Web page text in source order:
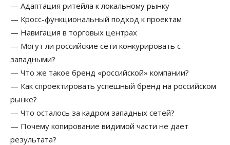
— Адаптация ритейла к локальному рынку
— Кросс-функциональный подход к проектам
— Навигация в торговых центрах
— Могут ли российские сети конкурировать с
западными?
— Что же такое бренд «российской» компании?
— Как спроектировать успешный бренд на российском
рынке?
— Что осталось за кадром западных сетей?
— Почему копирование видимой части не дает
результата?